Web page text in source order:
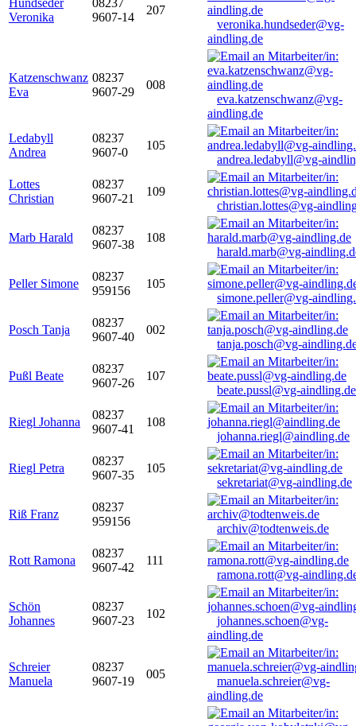
Hundseder
Veronika
08237
9607-14
207
veronika.hundseder@vg-
aindling.de
Katzenschwanz
Eva
08237
9607-29
008
eva.katzenschwanz@vg-
aindling.de
Ledabyll
Andrea
08237
9607-0
105
andrea.ledabyll@vg-
Lottes
Christian
08237
9607-21
109
christian.lottes@vg-
Marb Harald
08237
9607-38
108
harald.marb@vg-
Peller Simone
08237
959156
105
simone.peller@vg-
Posch Tanja
08237
9607-40
002
tanja.posch@vg-
Pußl Beate
08237
9607-26
107
beate.pussl@vg-aindling.de
Riegl Johanna
08237
9607-41
108
johanna.riegl@aindling.de
Riegl Petra
08237
9607-35
105
sekretariat@vg-aindling.de
Riß Franz
08237
959156
archiv@todtenweis.de
Rott Ramona
08237
9607-42
111
ramona.rott@vg-
Schön
Johannes
08237
9607-23
102
johannes.schoen@vg-
aindling.de
Schreier
Manuela
08237
9607-19
005
manuela.schreier@vg-
aindling.de